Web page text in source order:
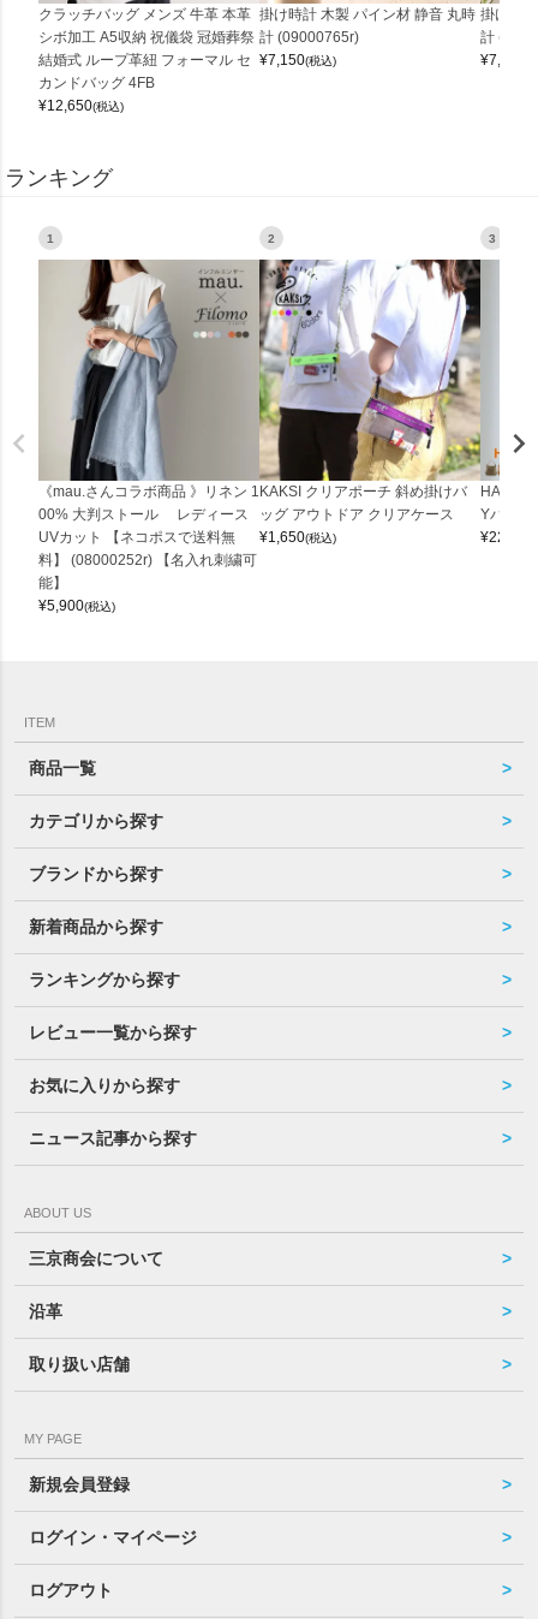
クラッチバッグ メンズ 牛革 本革
シボ加工 A5収納 祝儀袋 冠婚葬祭
結婚式 ループ革紐 フォーマル セ
カンドバッグ 4FB
¥12,650(税込)
掛け時計 木製 パイン材 静音 丸時
計 (09000765r)
¥7,150(税込)
掛け時
計
¥7,150
ランキング
1
《mau.さんコラボ商品 》リネン 1
00% 大判ストール レディース
UVカット 【ネコポスで送料無
料】 (08000252r) 【名入れ刺繍可
能】
¥5,900(税込)
2
KAKSI クリアポーチ 斜め掛けバ
ッグ アウトドア クリアケース
¥1,650(税込)
3
Yバッグ
¥22,000
ITEM
商品一覧
カテゴリから探す
ブランドから探す
新着商品から探す
ランキングから探す
レビュー一覧から探す
お気に入りから探す
ニュース記事から探す
ABOUT US
三京商会について
沿革
取り扱い店舗
MY PAGE
新規会員登録
ログイン・マイページ
ログアウト